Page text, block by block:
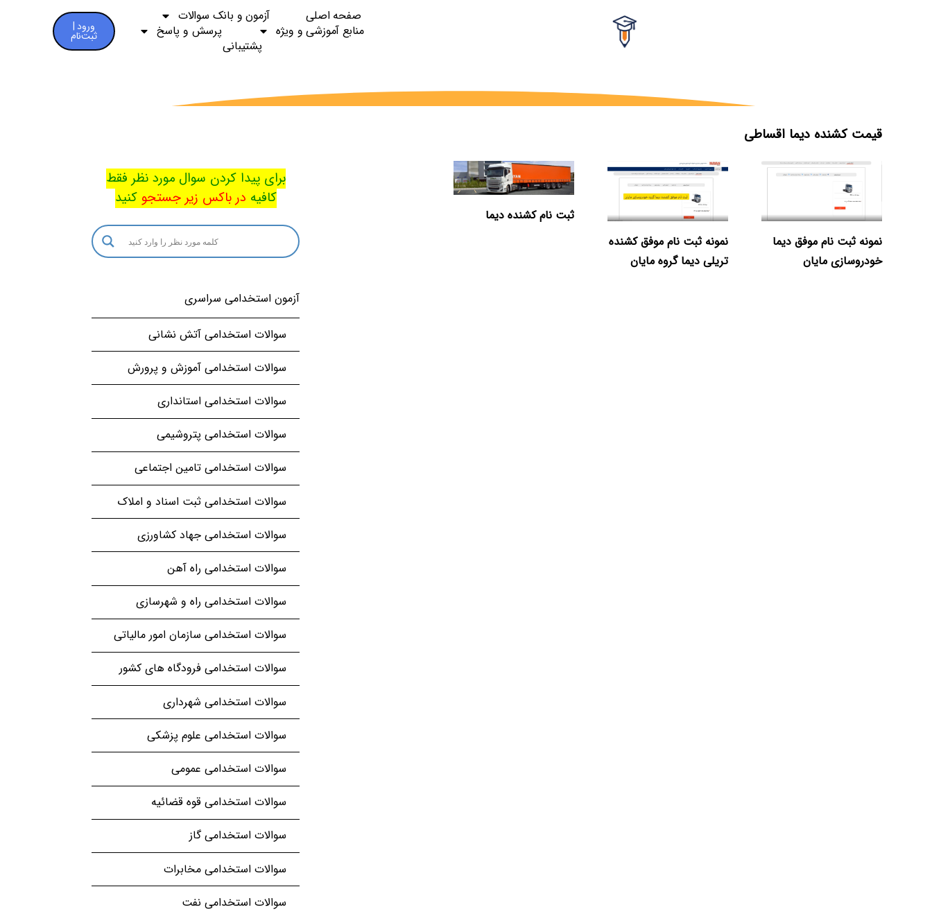
صفحه اصلی
آزمون و بانک سوالات
منابع آموزشی و ویژه
پرسش و پاسخ
پشتیبانی
ورود |
ثبت‌نام
قیمت کشنده دیما اقساطی
نمونه ثبت نام موفق دیما
خودروسازی مایان
نمونه ثبت نام موفق کشنده
تریلی دیما گروه مایان
ثبت نام کشنده دیما
برای پیدا کردن سوال مورد نظر فقط
کافیه در باکس زیر جستجو کنید
آزمون استخدامی سراسری
سوالات استخدامی آتش نشانی
سوالات استخدامی آموزش و پرورش
سوالات استخدامی استانداری
سوالات استخدامی پتروشیمی
سوالات استخدامی تامین اجتماعی
سوالات استخدامی ثبت اسناد و املاک
سوالات استخدامی جهاد کشاورزی
سوالات استخدامی راه آهن
سوالات استخدامی راه و شهرسازی
سوالات استخدامی سازمان امور مالیاتی
سوالات استخدامی فرودگاه های کشور
سوالات استخدامی شهرداری
سوالات استخدامی علوم پزشکی
سوالات استخدامی عمومی
سوالات استخدامی قوه قضائیه
سوالات استخدامی گاز
سوالات استخدامی مخابرات
سوالات استخدامی نفت